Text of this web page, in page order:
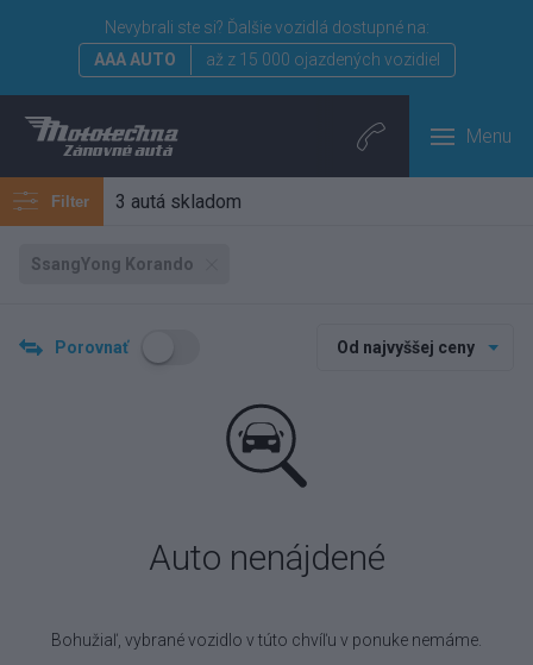
Nevybrali ste si? Ďalšie vozidlá dostupné na:
AAA AUTO
až z 15 000 ojazdených vozidiel
Menu
Filter 3 autá skladom
SsangYong Korando
Porovnať Od najvyššej ceny
Auto nenájdené
Bohužiaľ, vybrané vozidlo v túto chvíľu v ponuke nemáme.